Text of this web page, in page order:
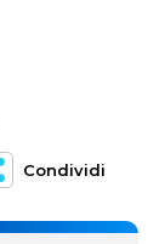
Condividi